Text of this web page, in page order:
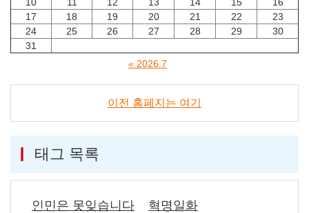
17
18 19 20 21 22
23
24
25 26 27 28 29
30
31
« 2026.7
이전 홈페지는 여기
태그 목록
인민은 못잊습니다
혁명일화